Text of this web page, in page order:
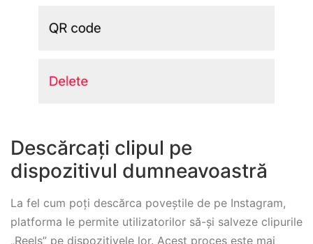
Descărcați clipul pe
dispozitivul dumneavoastră
La fel cum poți descărca poveștile de pe Instagram,
platforma le permite utilizatorilor să-și salveze clipurile
„Reels” pe dispozitivele lor. Acest proces este mai